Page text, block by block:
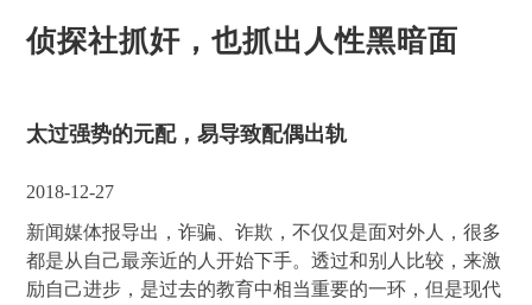
侦探社抓奸，也抓出人性黑暗面
太过强势的元配，易导致配偶出轨
2018-12-27
新闻媒体报导出，诈骗、诈欺，不仅仅是面对外人，很多
都是从自己最亲近的人开始下手。透过和别人比较，来激
励自己进步，是过去的教育中相当重要的一环，但是现代